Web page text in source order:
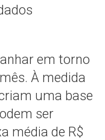
em torno
À medida
uma base
ser
média de R$